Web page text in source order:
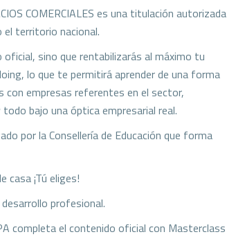
COMERCIALES es una titulación autorizada
el territorio nacional.
sino que rentabilizarás al máximo tu
lo que te permitirá aprender de una forma
con empresas referentes en el sector,
bajo una óptica empresarial real.
por la Consellería de Educación que forma
casa ¡Tú eliges!
profesional.
completa el contenido oficial con Masterclass